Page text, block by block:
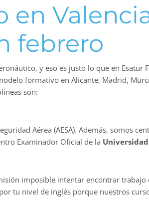
en
febrero
y eso es justo lo que en Esatur
formativo en Alicante, Madrid,
son:
Aérea (AESA). Además, somos
Examinador Oficial de la
imposible intentar encontrar
tu nivel de inglés porque nuestros